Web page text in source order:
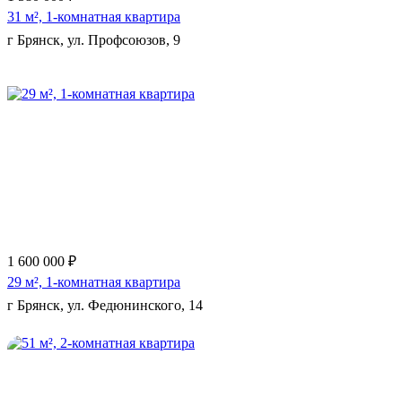
31 м², 1-комнатная квартира
г Брянск, ул. Профсоюзов, 9
1 600 000 ₽
29 м², 1-комнатная квартира
г Брянск, ул. Федюнинского, 14